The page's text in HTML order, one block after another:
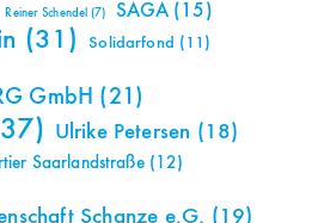
Reiner Schendel (7) SAGA(15)
(31) Solidarfond (11)
GmbH (21)
Ulrike Petersen (18)
Saarlandstraße(12)
Schanze e.G. (19)